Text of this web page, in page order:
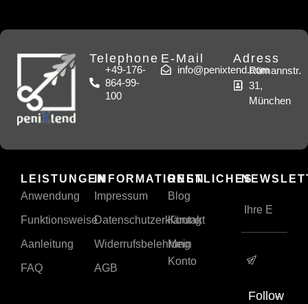
Telephone
+49-176-
864-99-
100
E-Mail
info@penixtend.com
Adress
Rümannstr.
31,
München
LEISTUNGEN
Anwendung
Funktionsweise
Aanleitung
FAQ
INFORMATIONEN
Impressum
Datenschutzerklärung
Widerrufsbelehrung
AGB
RESTLICHES
Blog
Kontakt
Mein
Konto
Follow